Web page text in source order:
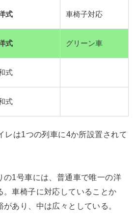
式 車椅子対応
式 グリーン車
式
式
レは1つの列車に4か所設置されて
の1号車には、普通車で唯一の洋
。車椅子に対応していることか
あり、中は広々としている。